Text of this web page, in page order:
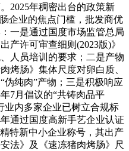
2025年稠密出台的政策新
企业的焦点门槛，批发商优
一是通过国度市场监管总局
产许可审查细则(2023版)》
人员培训的要求；二是产物
烤肠》集体尺度对卵白质、
纯肉”产物；三是积极响应
7月倡议的“共铸肉品平
业内多家企业已树立合规标
通过国度高新手艺企业认证
特新中小企业称号，其出产
法》及《速冻猪肉烤肠》尺